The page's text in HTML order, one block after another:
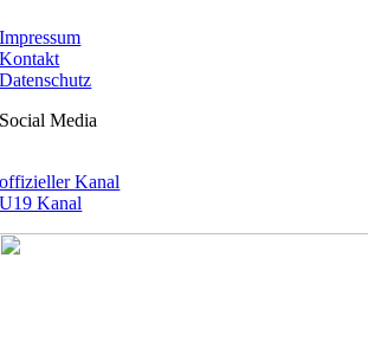
Impressum
Kontakt
Datenschutz
Social Media
offizieller Kanal
U19 Kanal